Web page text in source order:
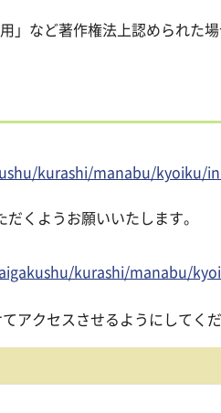
」など著作権法上認められた
kurashi/manabu/kyoiku/
くようお願いいたします。
kurashi/manabu/
アクセスさせるようにしてくだ